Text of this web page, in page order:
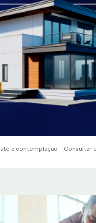
a contemplação - Consultar